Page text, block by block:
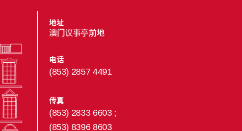
地址
澳门议事亭前地
电话
(853) 2857 4491
传真
(853) 2833 6603 ;
(853) 8396 8603